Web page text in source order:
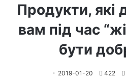
Продукти, які
вам під час
бути
2019-01-20 422